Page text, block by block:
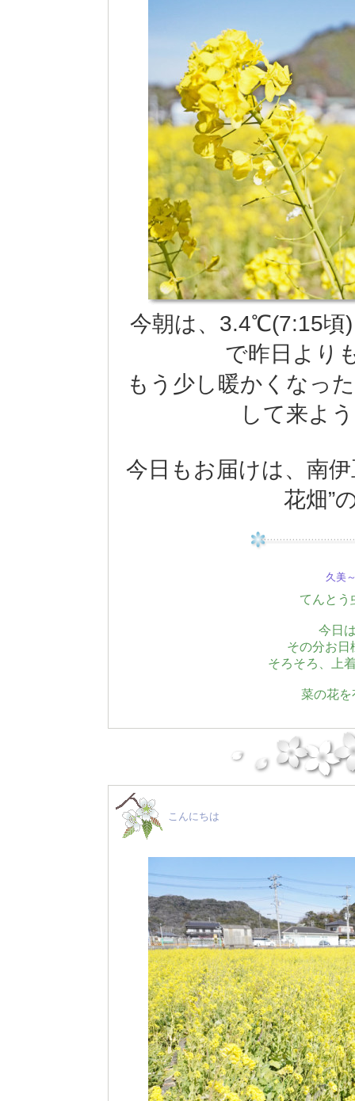
今朝は、3.4℃(7:15頃
で昨日より
もう少し暖かくなっ
して来よ
今日もお届けは、南
花畑”
久美
てんと
今日
その分お日
そろそろ、上
菜の花を
こんにちは